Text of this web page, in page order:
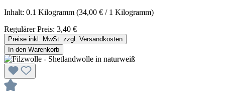
Inhalt: 0.1 Kilogramm (34,00 € / 1 Kilogramm)
Regulärer Preis: 3,40 €
Preise inkl. MwSt. zzgl. Versandkosten
In den Warenkorb